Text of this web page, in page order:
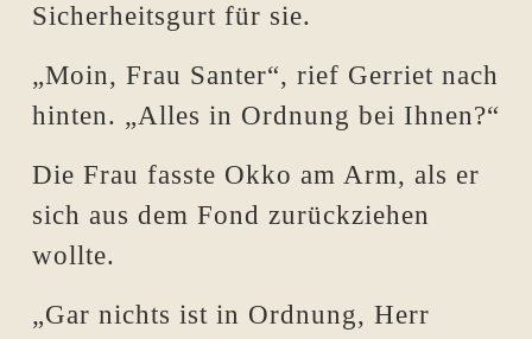
Sicherheitsgurt für sie.
„Moin, Frau Santer“, rief Gerriet nach
hinten. „Alles in Ordnung bei Ihnen?“
Die Frau fasste Okko am Arm, als er
sich aus dem Fond zurückziehen
wollte.
„Gar nichts ist in Ordnung, Herr